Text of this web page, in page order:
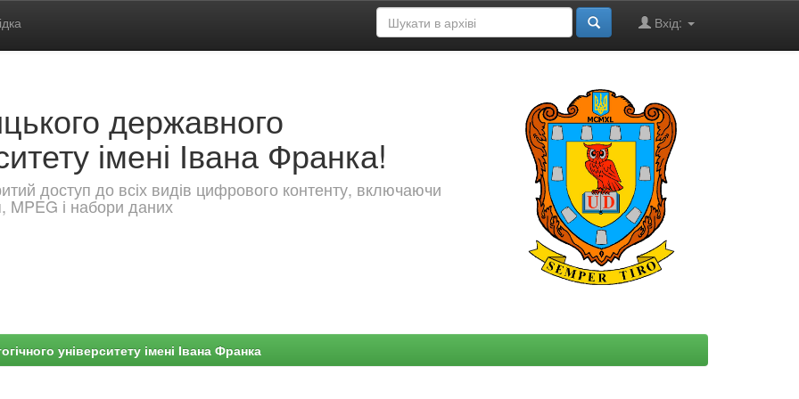
Вхід:
державного
імені Івана Франка!
доступ до всіх видів цифрового контенту, включаючи
MPEG і набори даних
університету імені Івана Франка